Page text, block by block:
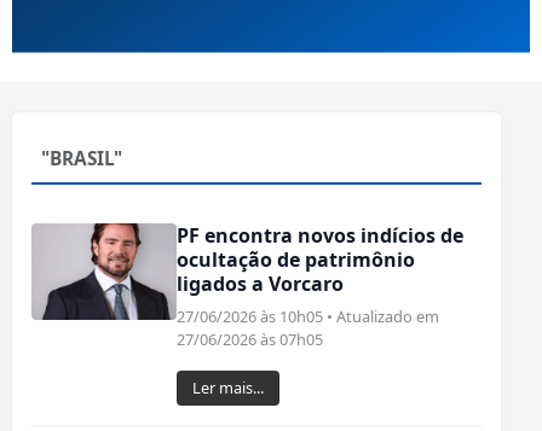
"BRASIL"
PF encontra novos indícios de
ocultação de patrimônio
ligados a Vorcaro
27/06/2026 às 10h05 • Atualizado em
27/06/2026 às 07h05
Ler mais...